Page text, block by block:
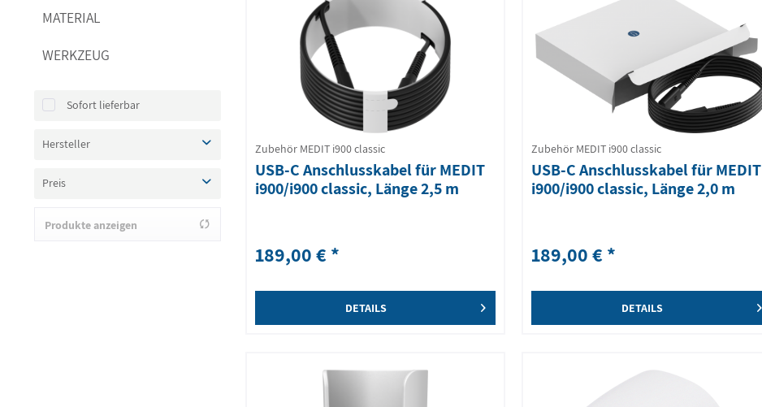
MATERIAL
WERKZEUG
Sofort lieferbar
Hersteller
Preis
19,00 €
Produkte anzeigen
Zubehör MEDIT i900 classic
USB-C Anschlusskabel für MEDIT
i900/i900 classic, Länge 2,5 m
189,00 € *
DETAILS
Zubehör MEDIT i900 classic
USB-C Anschlusskabel für MEDIT
i900/i900 classic, Länge 2,0 m
189,00 € *
DETAILS